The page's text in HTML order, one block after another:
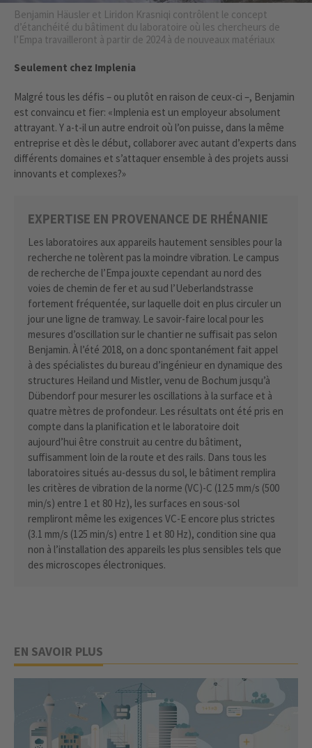
Benjamin Häusler et Liridon Krasniqi contrôlent le concept
d’étanchéité du bâtiment du laboratoire où les chercheurs de
l’Empa travailleront à partir de 2024 à de nouveaux matériaux
Seulement chez Implenia
Malgré tous les défis – ou plutôt en raison de ceux-ci –, Benjamin
est convaincu et fier: «Implenia est un employeur absolument
attrayant. Y a-t-il un autre endroit où l’on puisse, dans la même
entreprise et dès le début, collaborer avec autant d’experts dans
différents domaines et s’attaquer ensemble à des projets aussi
innovants et complexes?»
EXPERTISE EN PROVENANCE DE RHÉNANIE
Les laboratoires aux appareils hautement sensibles pour la
recherche ne tolèrent pas la moindre vibration. Le campus
de recherche de l’Empa jouxte cependant au nord des
voies de chemin de fer et au sud l’Ueberlandstrasse
fortement fréquentée, sur laquelle doit en plus circuler un
jour une ligne de tramway. Le savoir-faire local pour les
mesures d’oscillation sur le chantier ne suffisait pas selon
Benjamin. À l’été 2018, on a donc spontanément fait appel
à des spécialistes du bureau d’ingénieur en dynamique des
structures Heiland und Mistler, venu de Bochum jusqu’à
Dübendorf pour mesurer les oscillations à la surface et à
quatre mètres de profondeur. Les résultats ont été pris en
compte dans la planification et le laboratoire doit
aujourd’hui être construit au centre du bâtiment,
suffisamment loin de la route et des rails. Dans tous les
laboratoires situés au-dessus du sol, le bâtiment remplira
les critères de vibration de la norme (VC)-C (12.5 mm/s (500
min/s) entre 1 et 80 Hz), les surfaces en sous-sol
rempliront même les exigences VC-E encore plus strictes
(3.1 mm/s (125 min/s) entre 1 et 80 Hz), condition sine qua
non à l’installation des appareils les plus sensibles tels que
des microscopes électroniques.
EN SAVOIR PLUS